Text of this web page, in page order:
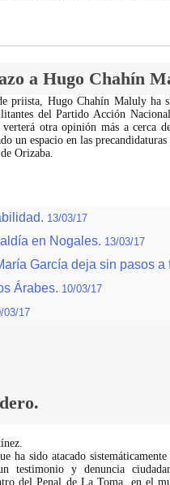
a Hugo Chahín
priista, Hugo Chahín Maluly ha
del Partido Acción
otra opinión más a cerca
un espacio en las precandidaturas
Orizaba.
13/03/17
en Nogales. 13/03/17
García deja sin pasos
Árabes. 10/03/17
03/17
ha sido atacado sistemáticamente
testimonio y denuncia
del Penal de La Toma, en el